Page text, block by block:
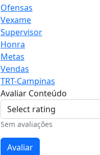
Ofensas
Vexame
Supervisor
Honra
Metas
Vendas
TRT-Campinas
Avaliar Conteúdo
Sem avaliações
Avaliar